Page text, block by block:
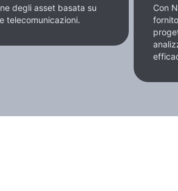
degli asset basata su
telecomunicazioni.
Con